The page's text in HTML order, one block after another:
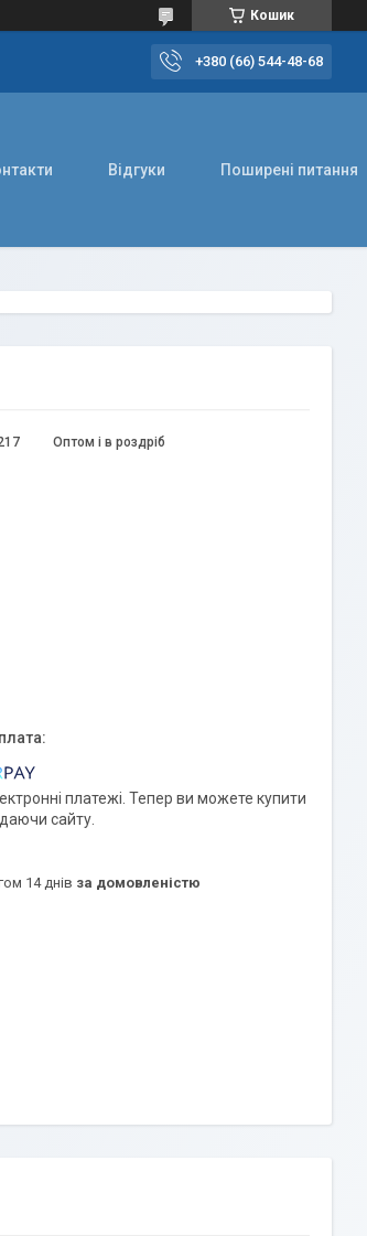
Кошик
+380 (66) 544-48-68
Відгуки Поширені питання
Оптом і в роздріб
платежі. Тепер ви можете купити
сайту.
14 днів за домовленістю